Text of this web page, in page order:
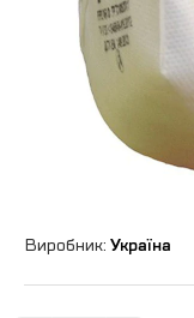
Виробник: Україна